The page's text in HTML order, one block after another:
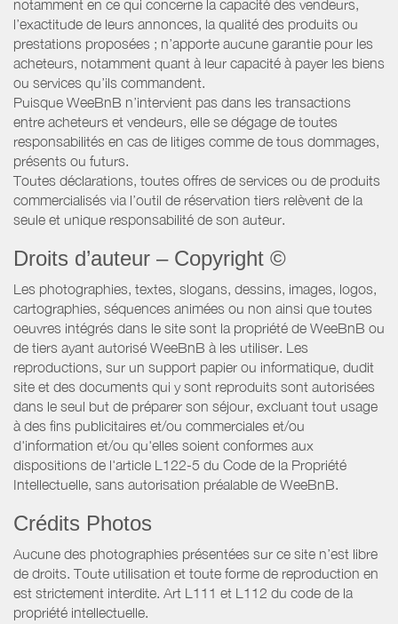
notamment en ce qui concerne la capacité des vendeurs,
l’exactitude de leurs annonces, la qualité des produits ou
prestations proposées ; n’apporte aucune garantie pour les
acheteurs, notamment quant à leur capacité à payer les biens
ou services qu’ils commandent.
Puisque WeeBnB n’intervient pas dans les transactions
entre acheteurs et vendeurs, elle se dégage de toutes
responsabilités en cas de litiges comme de tous dommages,
présents ou futurs.
Toutes déclarations, toutes offres de services ou de produits
commercialisés via l’outil de réservation tiers relèvent de la
seule et unique responsabilité de son auteur.
Droits d’auteur – Copyright ©
Les photographies, textes, slogans, dessins, images, logos,
cartographies, séquences animées ou non ainsi que toutes
oeuvres intégrés dans le site sont la propriété de WeeBnB ou
de tiers ayant autorisé WeeBnB à les utiliser. Les
reproductions, sur un support papier ou informatique, dudit
site et des documents qui y sont reproduits sont autorisées
dans le seul but de préparer son séjour, excluant tout usage
à des fins publicitaires et/ou commerciales et/ou
d'information et/ou qu'elles soient conformes aux
dispositions de l'article L122-5 du Code de la Propriété
Intellectuelle, sans autorisation préalable de WeeBnB.
Crédits Photos
Aucune des photographies présentées sur ce site n’est libre
de droits. Toute utilisation et toute forme de reproduction en
est strictement interdite. Art L111 et L112 du code de la
propriété intellectuelle.